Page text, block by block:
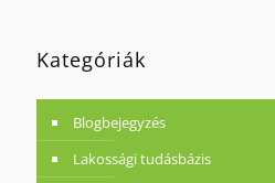
Kategóriák
Blogbejegyzés
Lakossági tudásbázis